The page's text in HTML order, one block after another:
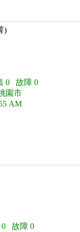
)
0 故障 0
園市
AM
故障 0